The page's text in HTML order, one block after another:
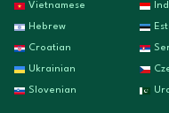
Vietnamese
Hebrew
Croatian
Ukrainian
Slovenian